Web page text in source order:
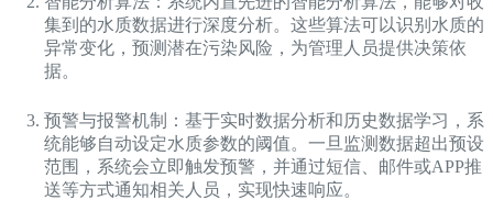
集到的水质数据进行深度分析。这些算法可以识别水质的
异常变化，预测潜在污染风险，为管理人员提供决策依
据。
预警与报警机制：基于实时数据分析和历史数据学习，系
统能够自动设定水质参数的阈值。一旦监测数据超出预设
范围，系统会立即触发预警，并通过短信、邮件或APP推
送等方式通知相关人员，实现快速响应。